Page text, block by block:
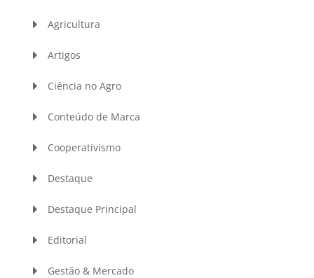
Agricultura
Artigos
Ciência no Agro
Conteúdo de Marca
Cooperativismo
Destaque
Destaque Principal
Editorial
Gestão & Mercado